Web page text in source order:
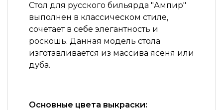
Стол для русского бильярда "Ампир"
выполнен в классическом стиле,
сочетает в себе элегантность и
роскошь. Данная модель стола
изготавливается из массива ясеня или
дуба.
Основные цвета выкраски: